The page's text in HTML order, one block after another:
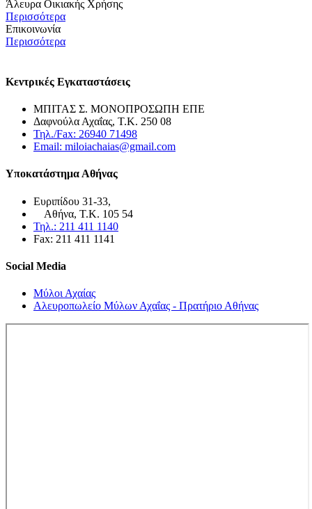
Άλευρα Οικιακής Χρήσης
Περισσότερα
Επικοινωνία
Περισσότερα
Κεντρικές Εγκαταστάσεις
ΜΠΙΤΑΣ Σ. ΜΟΝΟΠΡΟΣΩΠΗ ΕΠΕ
Δαφνούλα Αχαΐας, Τ.Κ. 250 08
Τηλ./Fax: 26940 71498
Email: miloiachaias@gmail.com
Υποκατάστημα Αθήνας
Ευριπίδου 31-33,
Αθήνα, Τ.Κ. 105 54
Τηλ.: 211 411 1140
Fax: 211 411 1141
Social Media
Μύλοι Αχαίας
Αλευροπωλείο Μύλων Αχαΐας - Πρατήριο Αθήνας